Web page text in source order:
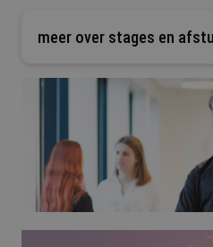
meer over stages en